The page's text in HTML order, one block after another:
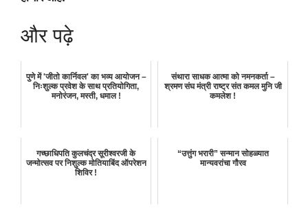
और पढ़े
पुणे में 'जीतो कार्निवल' का भव्य आयोजन –
निःशुल्क प्रवेश के साथ प्रतियोगिता,
मनोरंजन, मस्ती, धमाल !
संथारा साधक आत्मा को नमनकर्ता –
श्रमण संघ मंत्री राष्ट्र संत कमल मुनि जी
कमलेश !
गच्छाधिपति कुलचंद्र सूरीश्वरजी के
जन्मोत्सव पर निशुल्क मोतियाबिंद ऑपरेशन
शिविर !
“उत्तुंग भरारी” सन्मान सोहळ्यात
मान्यवरांचा गौरव